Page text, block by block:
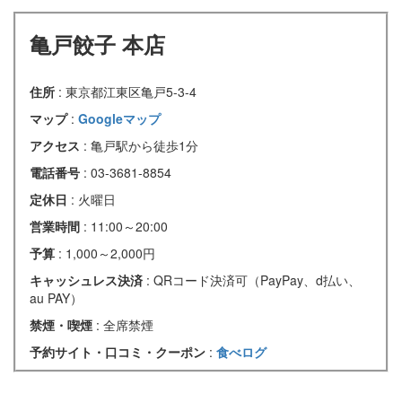
亀戸餃子 本店
住所 : 東京都江東区亀戸5-3-4
マップ : Googleマップ
アクセス : 亀戸駅から徒歩1分
電話番号 : 03-3681-8854
定休日 : 火曜日
営業時間 : 11:00～20:00
予算 : 1,000～2,000円
キャッシュレス決済 : QRコード決済可（PayPay、d払い、
au PAY）
禁煙・喫煙 : 全席禁煙
予約サイト・口コミ・クーポン : 食べログ